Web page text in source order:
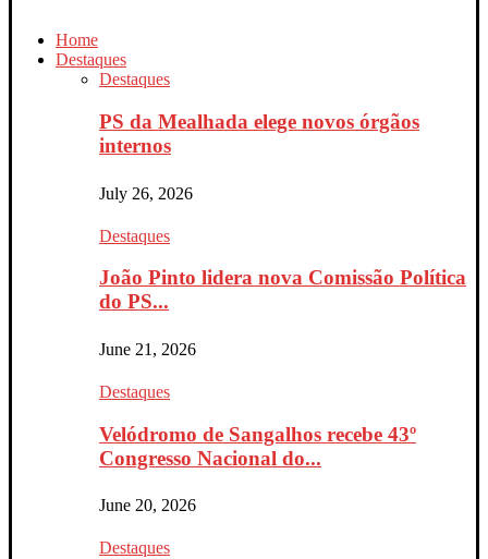
Home
Destaques
Destaques
PS da Mealhada elege novos órgãos
internos
July 26, 2026
Destaques
João Pinto lidera nova Comissão Política
do PS...
June 21, 2026
Destaques
Velódromo de Sangalhos recebe 43º
Congresso Nacional do...
June 20, 2026
Destaques